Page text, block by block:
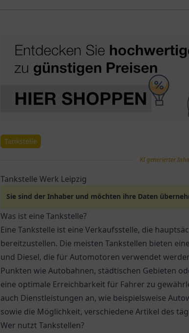
Tankstelle
KI generierter
Tankstelle Werk Leipzig
Sie sind der Inhaber und möchten ihre Daten
Was ist eine Tankstelle?
Eine Tankstelle ist eine Verkaufsstelle, die
bereitzustellen. Die meisten Tankstellen bieten
und Diesel, die für Automotoren verwendet
Punkten wie Autobahnen, städtischen Gebieten
eine optimale Erreichbarkeit für Fahrer zu
auch Dienstleistungen an, wie beispielsweise
sowie die Möglichkeit, verschiedene Artikel des
Wer nutzt Tankstellen?